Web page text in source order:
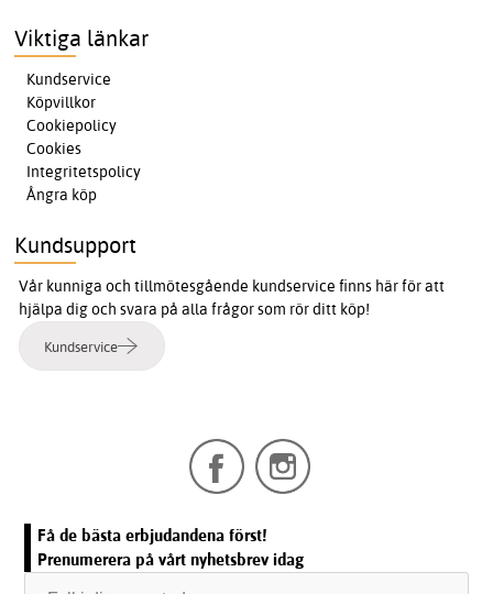
Viktiga länkar
Kundservice
Köpvillkor
Cookiepolicy
Cookies
Integritetspolicy
Ångra köp
Kundsupport
Vår kunniga och tillmötesgående kundservice finns här för att
hjälpa dig och svara på alla frågor som rör ditt köp!
Kundservice
Få de bästa erbjudandena först!
Prenumerera på vårt nyhetsbrev idag